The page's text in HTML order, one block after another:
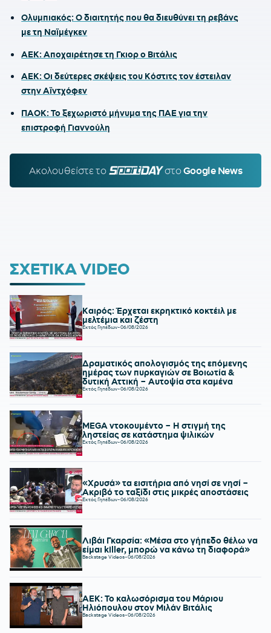
Ολυμπιακός: Ο διαιτητής που θα διευθύνει τη ρεβάνς
με τη Ναϊμέγκεν
ΑΕΚ: Αποχαιρέτησε τη Γκιορ ο Βιτάλις
ΑΕΚ: Οι δεύτερες σκέψεις του Κόστιτς τον έστειλαν
στην Αϊντχόφεν
ΠΑΟΚ: Το ξεχωριστό μήνυμα της ΠΑΕ για την
επιστροφή Γιαννούλη
Ακολουθείστε τo SPORTDAY.GR
στοGoogle News
ΣΧΕΤΙΚΑ VIDEO
Καιρός: Έρχεται εκρηκτικό κοκτέιλ με
μελτέμια και ζέστη
Εκτός Γηπέδων-06/08/2026
Δραματικός απολογισμός της επόμενης
ημέρας των πυρκαγιών σε Βοιωτία &
δυτική Αττική – Αυτοψία στα καμένα
Εκτός Γηπέδων-06/08/2026
MEGA ντοκουμέντο – Η στιγμή της
ληστείας σε κατάστημα ψιλικών
Εκτός Γηπέδων-06/08/2026
«Χρυσά» τα εισιτήρια από νησί σε νησί –
Ακριβό το ταξίδι στις μικρές αποστάσεις
Εκτός Γηπέδων-06/08/2026
Λιβάι Γκαρσία: «Μέσα στο γήπεδο θέλω να
είμαι killer, μπορώ να κάνω τη διαφορά»
Backstage Videos-06/08/2026
ΑΕΚ: Το καλωσόρισμα του Μάριου
Ηλιόπουλου στον Μιλάν Βιτάλις
Backstage Videos-06/08/2026